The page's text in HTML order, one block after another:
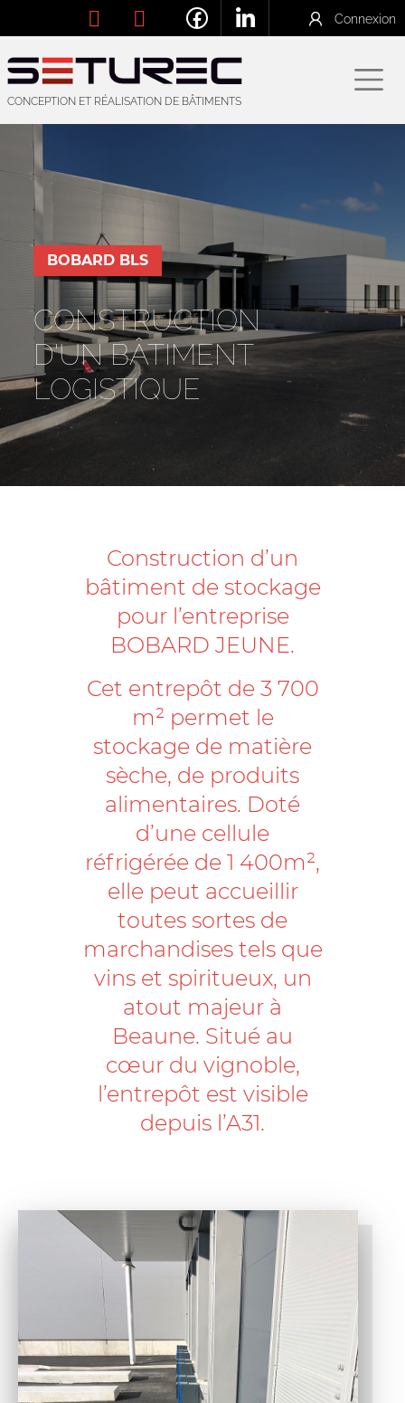
Connexion
CONCEPTION ET RÉALISATION DE BÂTIMENTS
BOBARD BLS
CONSTRUCTION
D'UN BÂTIMENT
LOGISTIQUE
Construction d’un
bâtiment de stockage
pour l’entreprise
BOBARD JEUNE.
Cet entrepôt de 3 700
m² permet le
stockage de matière
sèche, de produits
alimentaires. Doté
d’une cellule
réfrigérée de 1 400m²,
elle peut accueillir
toutes sortes de
marchandises tels que
vins et spiritueux, un
atout majeur à
Beaune. Situé au
cœur du vignoble,
l’entrepôt est visible
depuis l’A31.